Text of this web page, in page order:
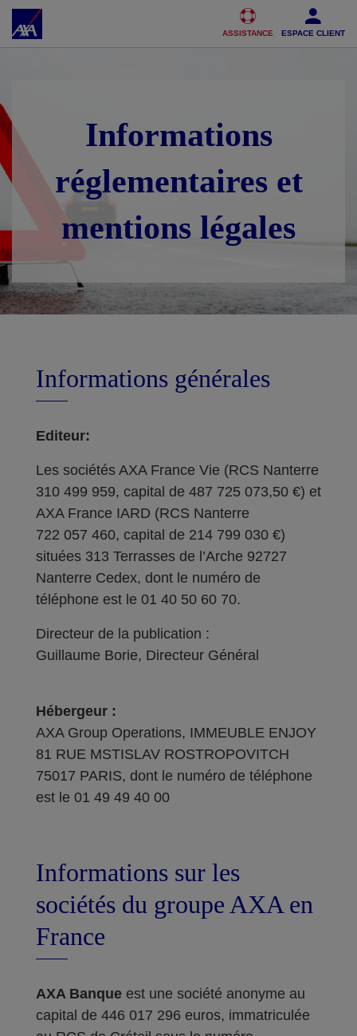
Accéder au Contenu Accéder au Pied de page
ASSISTANCE ESPACE CLIENT
Informations
réglementaires et
mentions légales
Informations générales
Editeur:
Les sociétés AXA France Vie (RCS Nanterre
310 499 959, capital de 487 725 073,50 €) et
AXA France IARD (RCS Nanterre
722 057 460, capital de 214 799 030 €)
situées 313 Terrasses de l’Arche 92727
Nanterre Cedex, dont le numéro de
téléphone est le 01 40 50 60 70.
Directeur de la publication :
Guillaume Borie, Directeur Général
Hébergeur :
AXA Group Operations, IMMEUBLE ENJOY
81 RUE MSTISLAV ROSTROPOVITCH
75017 PARIS, dont le numéro de téléphone
est le 01 49 49 40 00
Informations sur les
sociétés du groupe AXA en
France
AXA Banque est une société anonyme au
capital de 446 017 296 euros, immatriculée